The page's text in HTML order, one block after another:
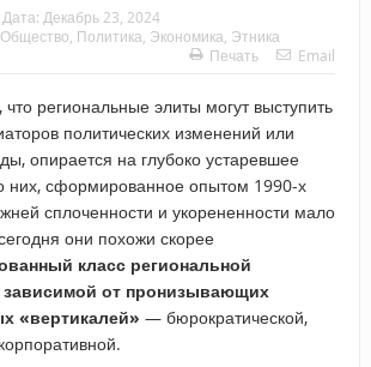
Дата: Декабрь 23, 2024
Общество Политика Экономика Этника
Печать
Email
региональные элиты могут выступить
политических изменений или
опирается на глубоко устаревшее
них, сформированное опытом 1990-х
сплоченности и укорененности мало
они похожи скорее
класс региональной
зависимой от пронизывающих
«вертикалей» — бюрократической,